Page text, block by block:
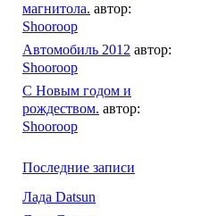
магнитола. автор:
Shooroop
Автомобиль 2012 автор:
Shooroop
С Новым годом и
рождеством. автор:
Shooroop
Последние записи
Лада Datsun